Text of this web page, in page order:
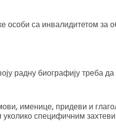
са инвалидитетом за
радну биографију треба
именице, придеви и
специфичним